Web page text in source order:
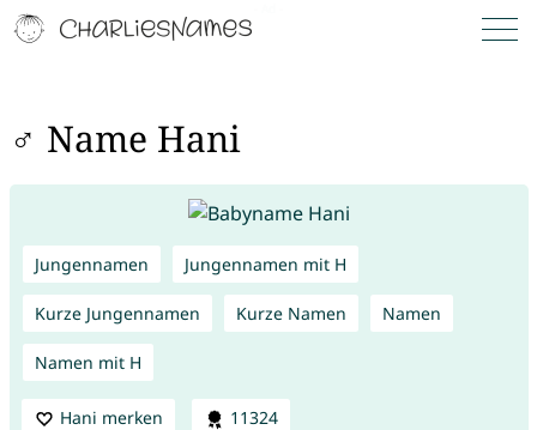
♂ Name Hani
Jungennamen Jungennamen mit H
Kurze Jungennamen Kurze Namen Namen
Namen mit H
Hani merken 11324